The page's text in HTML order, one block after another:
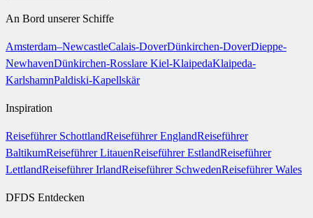
An Bord unserer Schiffe
Amsterdam–NewcastleCalais-DoverDünkirchen-DoverDieppe-
NewhavenDünkirchen-Rosslare Kiel-KlaipedaKlaipeda-
KarlshamnPaldiski-Kapellskär
Inspiration
Reiseführer SchottlandReiseführer EnglandReiseführer
BaltikumReiseführer LitauenReiseführer EstlandReiseführer
LettlandReiseführer IrlandReiseführer SchwedenReiseführer Wales
DFDS Entdecken